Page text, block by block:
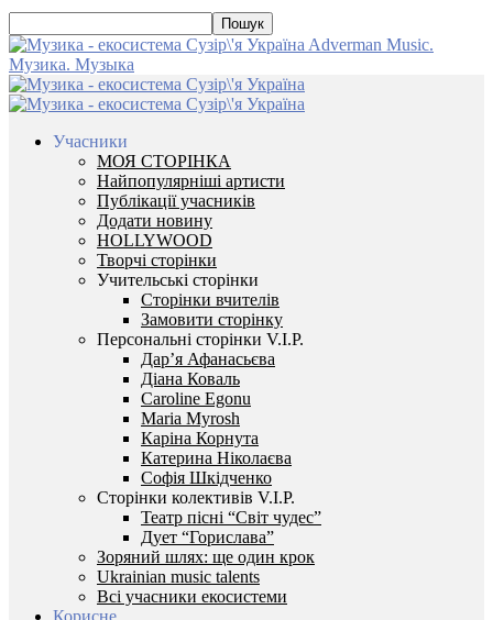
Adverman Music.
Музика. Музыка
Учасники
МОЯ СТОРІНКА
Найпопулярніші артисти
Публікації учасників
Додати новину
HOLLYWOOD
Творчі сторінки
Учительські сторінки
Сторінки вчителів
Замовити сторінку
Персональні сторінки V.I.P.
Дар’я Афанасьєва
Діана Коваль
Caroline Egonu
Maria Myrosh
Каріна Корнута
Катерина Ніколаєва
Софія Шкідченко
Сторінки колективів V.I.P.
Театр пісні “Світ чудес”
Дует “Горислава”
Зоряний шлях: ще один крок
Ukrainian music talents
Всі учасники екосистеми
Корисне